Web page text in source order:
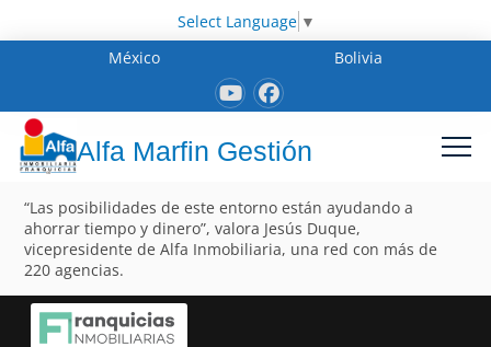
Select Language ▼
México
Bolivia
Alfa Marfin Gestión
“Las posibilidades de este entorno están ayudando a
ahorrar tiempo y dinero”, valora Jesús Duque,
vicepresidente de Alfa Inmobiliaria, una red con más de
220 agencias.